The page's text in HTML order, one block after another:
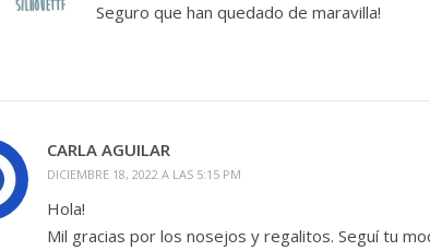
Seguro que han quedado de maravilla!
CARLA AGUILAR
DICIEMBRE 18, 2022 A LAS 5:15 PM
Hola!
Mil gracias por los nosejos y regalitos. Seguí tu